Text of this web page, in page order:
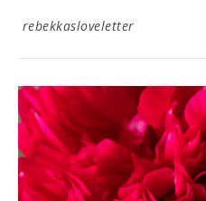
rebekkasloveletter